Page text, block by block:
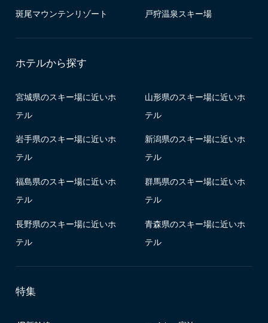
斑尾マウンテンリゾート 戸狩温泉スキー場
ホテルから探す
宮城県のスキー場に近いホ
テル
山形県のスキー場に近いホ
テル
岩手県のスキー場に近いホ
テル
新潟県のスキー場に近いホ
テル
福島県のスキー場に近いホ
テル
群馬県のスキー場に近いホ
テル
長野県のスキー場に近いホ
テル
青森県のスキー場に近いホ
テル
特集